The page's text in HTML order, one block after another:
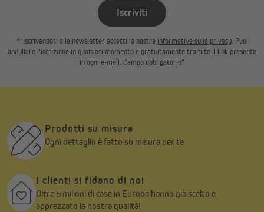
Iscriviti
*"Iscrivendoti alla newsletter accetti la nostra informativa sulla privacy. Puoi
annullare l’iscrizione in qualsiasi momento e gratuitamente tramite il link presente
in ogni e-mail. Campo obbligatorio"
Prodotti su misura
Ogni dettaglio è fatto su misura per te
I clienti si fidano di noi
Oltre 5 milioni di case in Europa hanno già scelto e
apprezzato la nostra qualità!